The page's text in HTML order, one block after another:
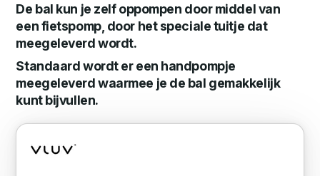
De bal kun je zelf oppompen door middel van
een fietspomp, door het speciale tuitje dat
meegeleverd wordt.
Standaard wordt er een handpompje
meegeleverd waarmee je de bal gemakkelijk
kunt bijvullen.